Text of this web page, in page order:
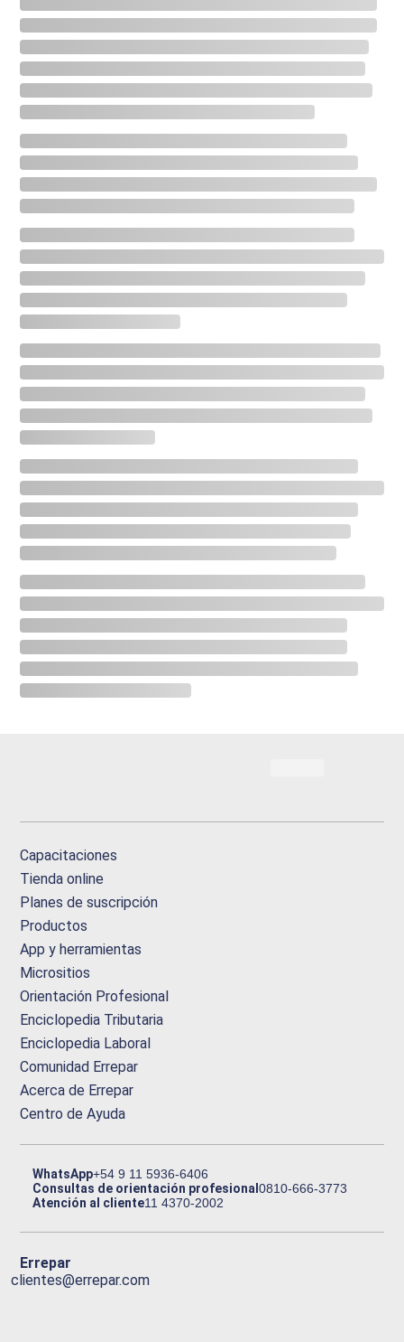
Capacitaciones
Tienda online
Planes de suscripción
Productos
App y herramientas
Micrositios
Orientación Profesional
Enciclopedia Tributaria
Enciclopedia Laboral
Comunidad Errepar
Acerca de Errepar
Centro de Ayuda
WhatsApp+54 9 11 5936-6406
Consultas de orientación profesional0810-666-3773
Atención al cliente11 4370-2002
Errepar
clientes@errepar.com